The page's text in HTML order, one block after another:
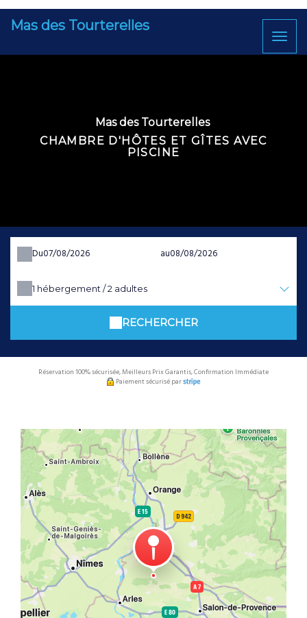
Mas des Tourterelles
Mas des Tourterelles
CHAMBRE D'HÔTES ET GÎTES AVEC
PISCINE
Du au
1 hébergement /2 adultes
RECHERCHER
Réservation 100% sécurisée, Meilleurs Prix Garantis, Confirmation Immédiate
Paiement sécurisé par